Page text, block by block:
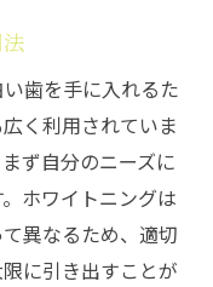
歯を手に入れるた
く利用されていま
ず自分のニーズに
ホワイトニングは
異なるため、適切
に引き出すことが